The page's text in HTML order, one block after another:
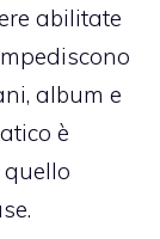
abilitate
album e
è
quello